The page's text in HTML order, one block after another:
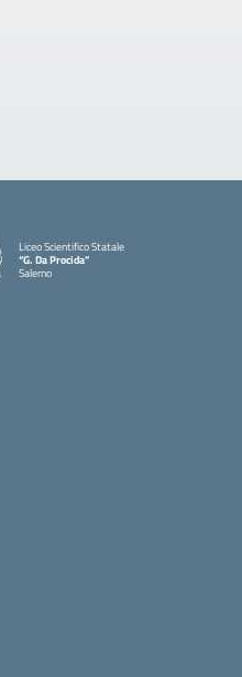
Liceo Scientifico Statale
“G. Da Procida”
Salerno